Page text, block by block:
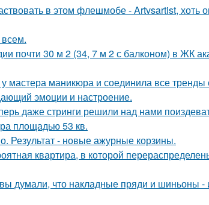
в этом флешмобе - Artvsartist, хоть
почти 30 м 2 (34, 7 м 2 с балконом) в ЖК
мастера маникюра и соединила все тренды
эмоции и настроение.
даже стринги решили над нами
площадью 53 кв.
Результат - новые ажурные корзины.
квартира, в которой
думали, что накладные пряди и шиньоны